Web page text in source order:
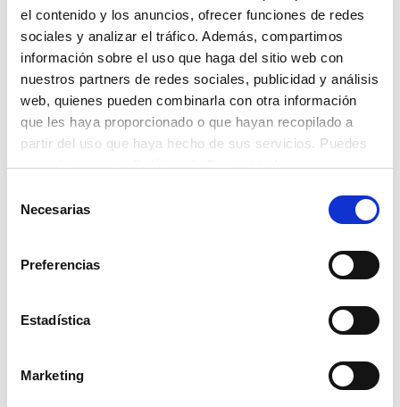
el contenido y los anuncios, ofrecer funciones de redes
sociales y analizar el tráfico. Además, compartimos
información sobre el uso que haga del sitio web con
nuestros partners de redes sociales, publicidad y análisis
web, quienes pueden combinarla con otra información
que les haya proporcionado o que hayan recopilado a
partir del uso que haya hecho de sus servicios. Puedes
consultar nuestraPolítica de Privacidad
Necesarias
Preferencias
Estadística
Marketing
Cómo revisar una instalación de GLP de forma
segura: qué puede hacer el cliente y cuándo